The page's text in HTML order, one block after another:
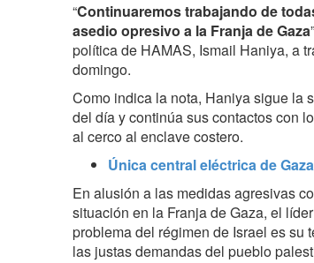
“Continuaremos trabajando de
asedio opresivo a la Franja de Gaza
política de HAMAS, Ismail Haniya, a
domingo.
Como indica la nota, Haniya sigue la
del día y continúa sus contactos con
al cerco al enclave costero.
Única central eléctrica de
En alusión a las medidas agresivas
situación en la Franja de Gaza, el
problema del régimen de Israel es su
las justas demandas del pueblo